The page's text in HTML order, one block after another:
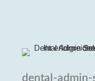
dental-